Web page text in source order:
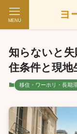
ヨ
MENU
知らないと
住条件と現地
移住・ワーホリ・長期